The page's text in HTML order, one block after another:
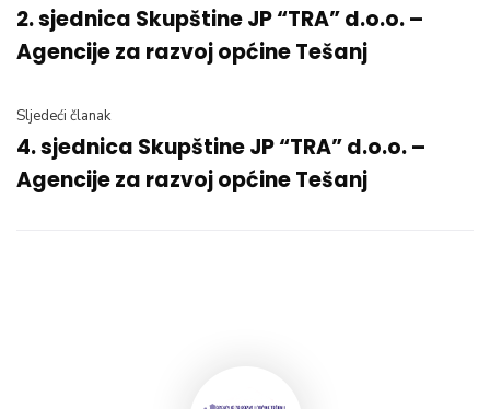
2. sjednica Skupštine JP “TRA” d.o.o. –
Agencije za razvoj općine Tešanj
Sljedeći članak
4. sjednica Skupštine JP “TRA” d.o.o. –
Agencije za razvoj općine Tešanj